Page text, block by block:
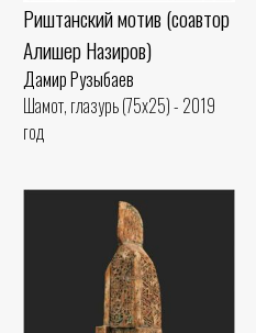
Риштанский мотив (соавтор
Алишер Назиров)
Дамир Рузыбаев
Шамот, глазурь (75x25) - 2019
год